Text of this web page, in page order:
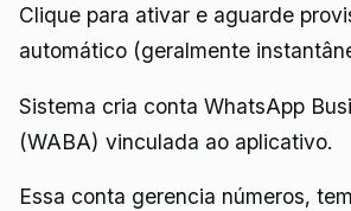
Clique para ativar e aguarde
automático (geralmente
Sistema cria conta WhatsApp
(WABA) vinculada ao aplicativo.
Essa conta gerencia números,